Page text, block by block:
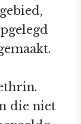
die niet